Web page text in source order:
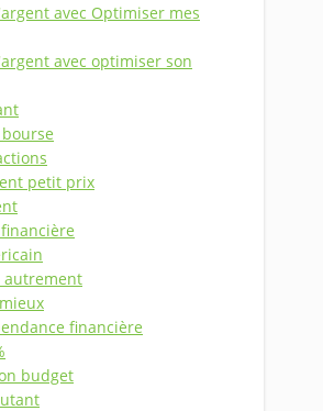
avec Optimiser mes
avec optimiser son
petit prix
autrement
financière
budget